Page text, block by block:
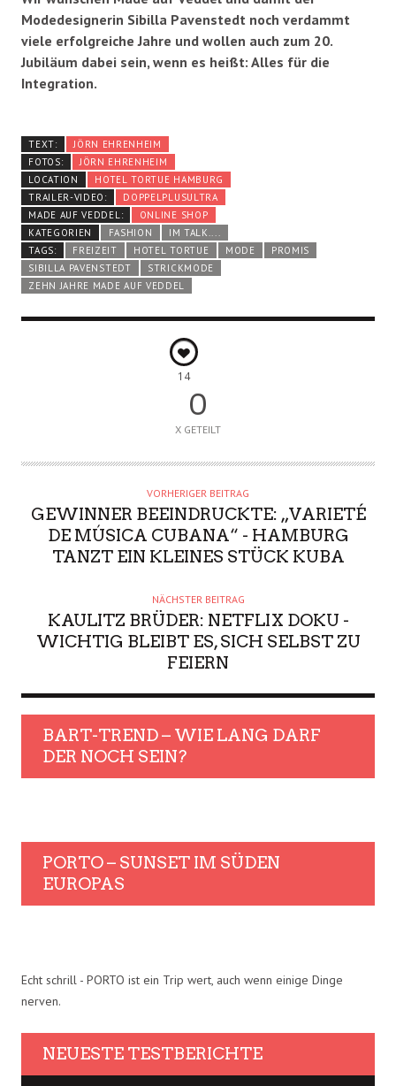
Modedesignerin Sibilla Pavenstedt noch verdammt
viele erfolgreiche Jahre und wollen auch zum 20.
Jubiläum dabei sein, wenn es heißt: Alles für die
Integration.
TEXT:
JÖRN EHRENHEIM
FOTOS:
JÖRN EHRENHEIM
LOCATION
HOTEL TORTUE HAMBURG
TRAILER-VIDEO:
DOPPELPLUSULTRA
MADE AUF VEDDEL:
ONLINE SHOP
KATEGORIEN
FASHION
IM TALK....
TAGS:
FREIZEIT HOTEL TORTUE MODE
PROMIS
SIBILLA PAVENSTEDT
STRICKMODE
ZEHN JAHRE MADE AUF VEDDEL
14
0
X GETEILT
VORHERIGER BEITRAG
GEWINNER BEEINDRUCKTE: „VARIETÉ
DE MÚSICA CUBANA“ - HAMBURG
TANZT EIN KLEINES STÜCK KUBA
NÄCHSTER BEITRAG
KAULITZ BRÜDER: NETFLIX DOKU -
WICHTIG BLEIBT ES, SICH SELBST ZU
FEIERN
BART-TREND – WIE LANG DARF
DER NOCH SEIN?
PORTO – SUNSET IM SÜDEN
EUROPAS
Echt schrill - PORTO ist ein Trip wert, auch wenn einige Dinge
nerven.
NEUESTE TESTBERICHTE